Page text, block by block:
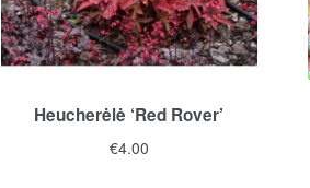
Heucherėlė ‘Red Rover’
€4.00